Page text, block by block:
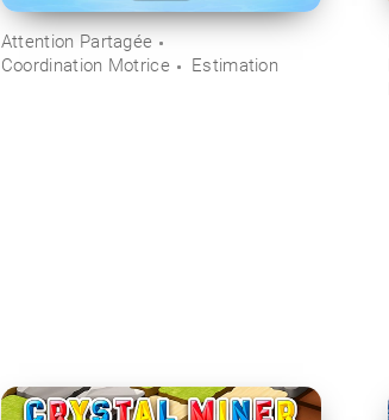
Attention Partagée
Coordination Motrice
Estimation